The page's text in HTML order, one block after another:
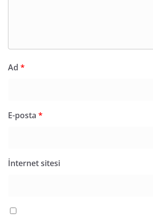
Ad *
E-posta *
İnternet sitesi